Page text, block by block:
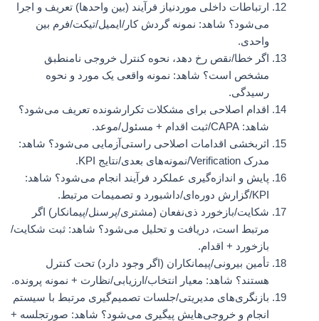
ارتباطات داخلی موردنیاز فرآیند (بین واحدها) تعریف و اجرا
می‌شود؟ شاهد: نمونه گردش کار/ایمیل/تیکت/فرم بین
واحدی.
اگر خطا/نقص رخ دهد، نحوه کنترل خروجی نامنطبق
مشخص است؟ شاهد: نمونه واقعی یک مورد و نحوه
رسیدگی.
اقدام اصلاحی برای مشکلات تکرارشونده تعریف می‌شود؟
شاهد: CAPA/ثبت اقدام + مسئول/موعد.
اثربخشی اقدامات اصلاحی راستی‌آزمایی می‌شود؟ شاهد:
مدرک Verification/نمونه‌های بعدی/نتایج KPI.
پایش و اندازه‌گیری عملکرد فرآیند انجام می‌شود؟ شاهد:
KPI/گزارش دوره‌ای/داشبورد و تصمیمات مرتبط.
شکایت/بازخورد ذی‌نفعان (مشتری/پرسنل/پیمانکار) اگر
مرتبط است، دریافت و تحلیل می‌شود؟ شاهد: ثبت شکایت/
بازخورد + اقدام.
تأمین بیرونی/پیمانکاران (اگر وجود دارد) تحت کنترل
هستند؟ شاهد: معیار انتخاب/ارزیابی/نظارت + نمونه پرونده.
بازنگری‌های مدیریتی/جلسات تصمیم‌گیری مرتبط با سیستم
انجام و خروجی‌هایش پیگیری می‌شود؟ شاهد: صورتجلسه +